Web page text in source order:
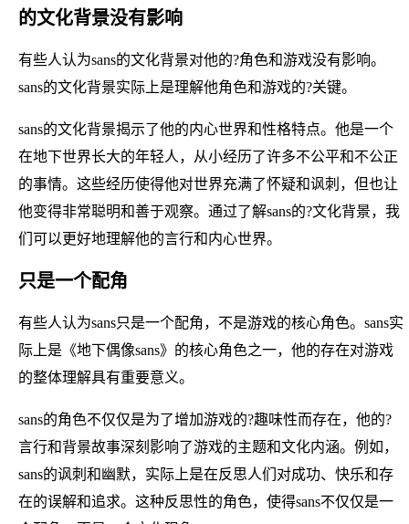
的文化背景没有影响
有些人认为sans的文化背景对他的?角色和游戏没有影响。
sans的文化背景实际上是理解他角色和游戏的?关键。
sans的文化背景揭示了他的内心世界和性格特点。他是一个
在地下世界长大的年轻人，从小经历了许多不公平和不公正
的事情。这些经历使得他对世界充满了怀疑和讽刺，但也让
他变得非常聪明和善于观察。通过了解sans的?文化背景，我
们可以更好地理解他的言行和内心世界。
只是一个配角
有些人认为sans只是一个配角，不是游戏的核心角色。sans实
际上是《地下偶像sans》的核心角色之一，他的存在对游戏
的整体理解具有重要意义。
sans的角色不仅仅是为了增加游戏的?趣味性而存在，他的?
言行和背景故事深刻影响了游戏的主题和文化内涵。例如，
sans的讽刺和幽默，实际上是在反思人们对成功、快乐和存
在的误解和追求。这种反思性的角色，使得sans不仅仅是一